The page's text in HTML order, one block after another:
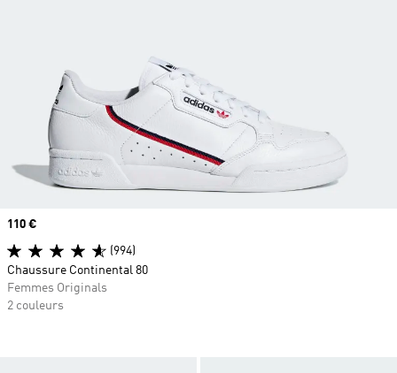
Prix
110 €
(994)
Chaussure Continental 80
Femmes Originals
2 couleurs